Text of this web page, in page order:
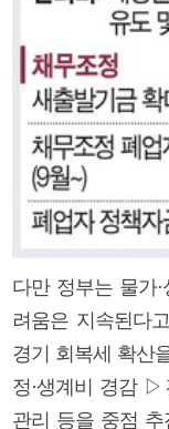
다만 정부는 물가
려움은 지속된다
경기 회복세 확산
정·생계비 경감
관리 등을 중점